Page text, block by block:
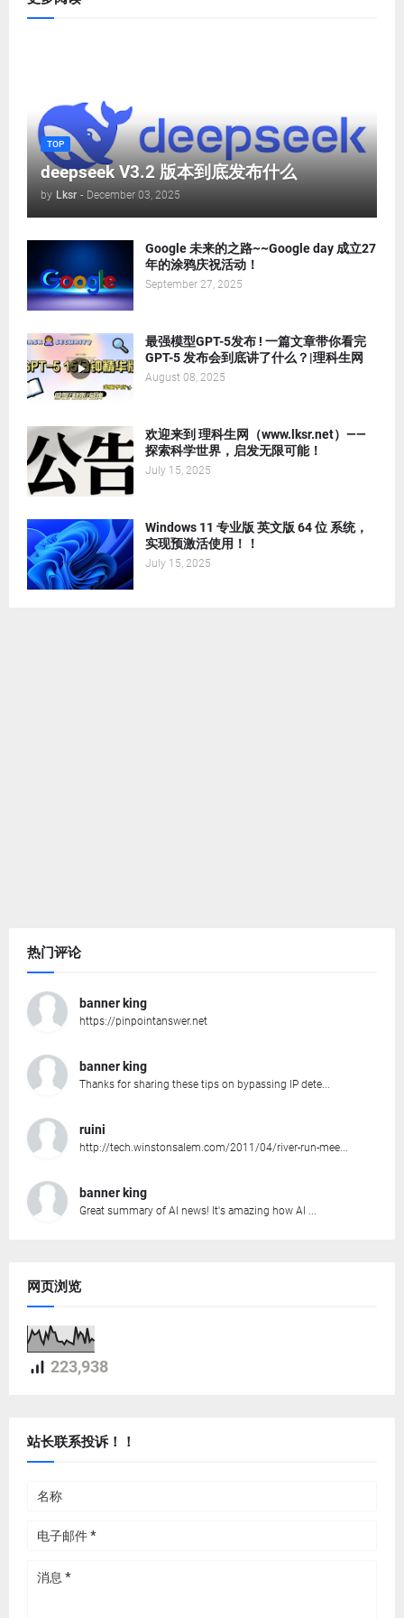
TOP
deepseek V3.2 版本到底发布什么
by Lksr - December 03, 2025
Google 未来的之路~~Google day 成立27
年的涂鸦庆祝活动！
September 27, 2025
最强模型GPT-5发布 ! 一篇文章带你看完
GPT-5 发布会到底讲了什么？|理科生网
August 08, 2025
欢迎来到 理科生网（www.lksr.net）——
探索科学世界，启发无限可能！
July 15, 2025
Windows 11 专业版 英文版 64 位 系统，
实现预激活使用！！
July 15, 2025
热门评论
banner king
https://pinpointanswer.net
banner king
Thanks for sharing these tips on bypassing IP dete...
ruini
http://tech.winstonsalem.com/2011/04/river-run-mee...
banner king
Great summary of AI news! It's amazing how AI ...
网页浏览
223,938
站长联系投诉！！